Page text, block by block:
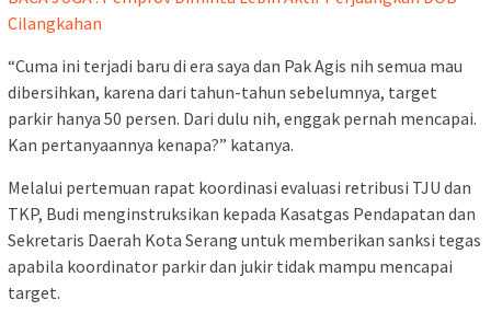
Cilangkahan
“Cuma ini terjadi baru di era saya dan Pak Agis nih semua mau
dibersihkan, karena dari tahun-tahun sebelumnya, target
parkir hanya 50 persen. Dari dulu nih, enggak pernah mencapai.
Kan pertanyaannya kenapa?” katanya.
Melalui pertemuan rapat koordinasi evaluasi retribusi TJU dan
TKP, Budi menginstruksikan kepada Kasatgas Pendapatan dan
Sekretaris Daerah Kota Serang untuk memberikan sanksi tegas
apabila koordinator parkir dan jukir tidak mampu mencapai
target.